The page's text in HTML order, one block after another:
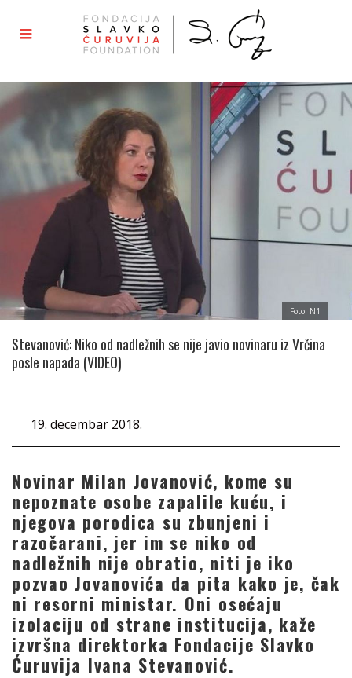
Foto: N1
Stevanović: Niko od nadležnih se nije javio novinaru iz Vrčina
posle napada (VIDEO)
19. decembar 2018.
Novinar Milan Jovanović, kome su
nepoznate osobe zapalile kuću, i
njegova porodica su zbunjeni i
razočarani, jer im se niko od
nadležnih nije obratio, niti je iko
pozvao Jovanovića da pita kako je, čak
ni resorni ministar. Oni osećaju
izolaciju od strane institucija, kaže
izvršna direktorka Fondacije Slavko
Ćuruvija Ivana Stevanović.